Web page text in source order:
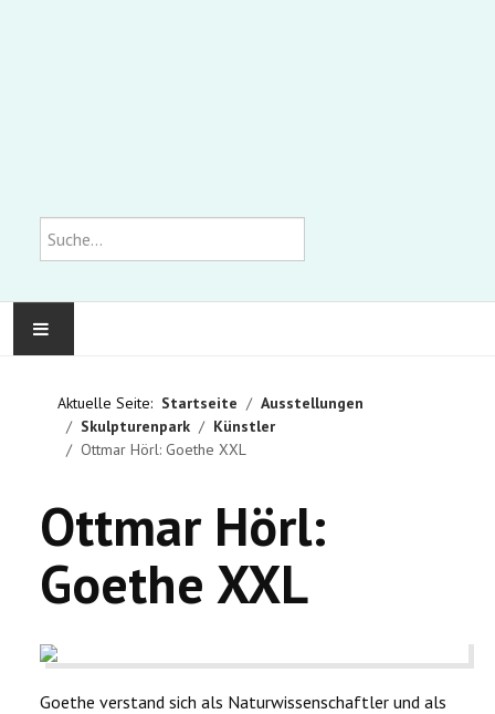
Suchen
AUSSTELLUNGEN
Aktuelle Seite: Startseite
Ausstellungen
Skulpturenpark
Künstler
Ottmar Hörl: Goethe XXL
Ottmar Hörl:
Goethe XXL
Goethe verstand sich als Naturwissenschaftler und als